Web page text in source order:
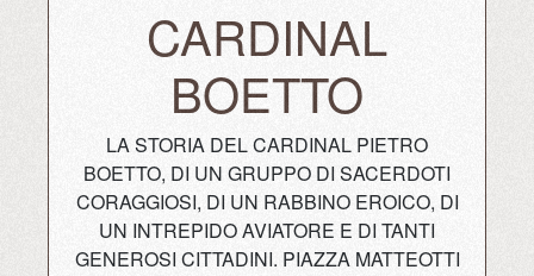
CARDINAL
BOETTO
LA STORIA DEL CARDINAL PIETRO
BOETTO, DI UN GRUPPO DI SACERDOTI
CORAGGIOSI, DI UN RABBINO EROICO, DI
UN INTREPIDO AVIATORE E DI TANTI
GENEROSI CITTADINI. PIAZZA MATTEOTTI